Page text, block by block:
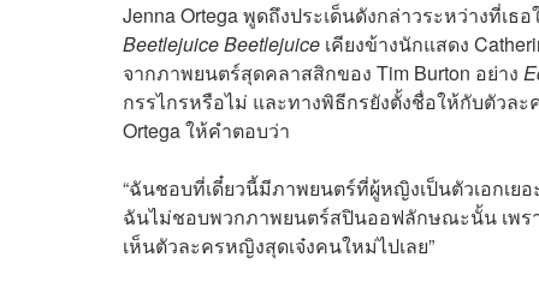
Jenna Ortega พูดถึงประเด็นดังกล่าวระหว่างที่เ
Beetlejuice Beetlejuice เคียงข้างนักแสดง
จากภาพยนตร์สุดคลาสสิกของ Tim Burton อย่าง
กรรไกรหรือไม่ และทางพิธีกรยังตั้งชื่อให้กับตัวล
Ortega ให้คำตอบว่า
“ฉันชอบที่เดี๋ยวนี้มีภาพยนตร์ที่ผู้หญิงเป็นตัวเอกเย
ฉันไม่ชอบพวกภาพยนตร์สปินออฟลักษณะนั้น เพร
เห็นตัวละครหญิงสุดเจ๋งคนใหม่ไปเลย”